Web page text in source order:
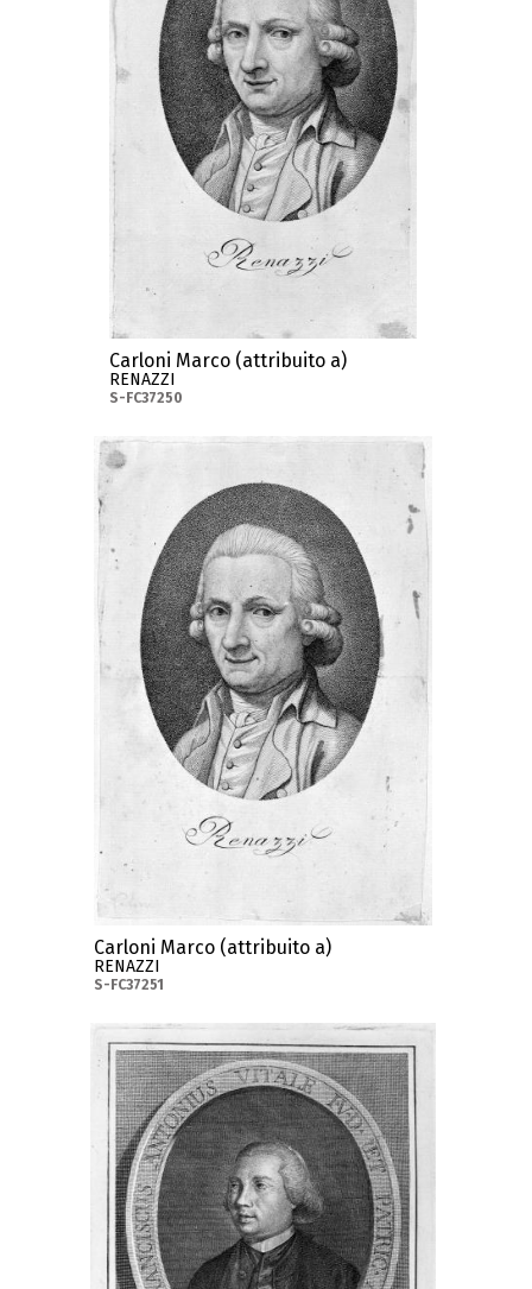
Carloni Marco (attribuito a)
RENAZZI
S-FC37250
Carloni Marco (attribuito a)
RENAZZI
S-FC37251